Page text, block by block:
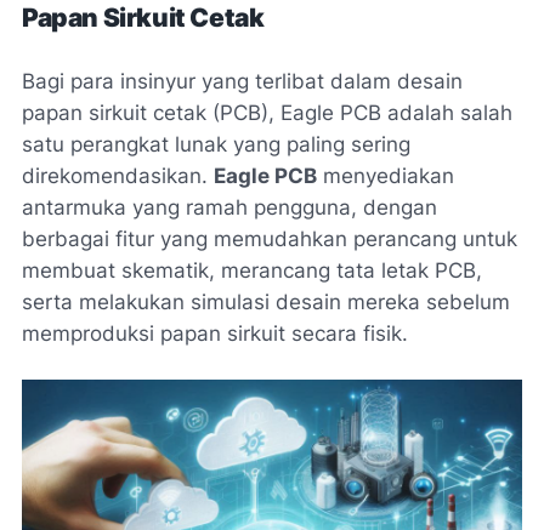
Papan Sirkuit Cetak
Bagi para insinyur yang terlibat dalam desain
papan sirkuit cetak (PCB), Eagle PCB adalah salah
satu perangkat lunak yang paling sering
direkomendasikan. Eagle PCB menyediakan
antarmuka yang ramah pengguna, dengan
berbagai fitur yang memudahkan perancang untuk
membuat skematik, merancang tata letak PCB,
serta melakukan simulasi desain mereka sebelum
memproduksi papan sirkuit secara fisik.